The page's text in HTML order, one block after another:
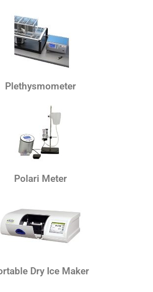
Plethysmometer
Polari Meter
Dry Ice Maker